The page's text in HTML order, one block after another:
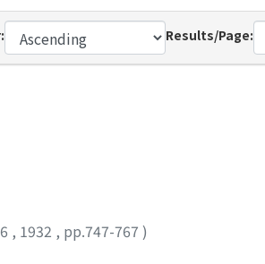
Results/Page:
, 1932 , pp.747-767 )